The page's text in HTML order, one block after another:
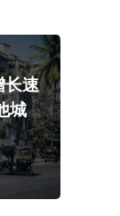
速
城